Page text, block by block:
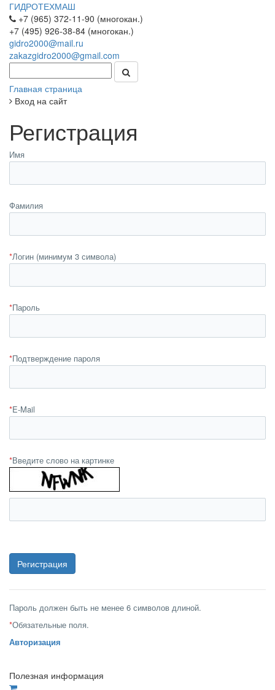
ГИДРОТЕХМАШ
+7 (965) 372-11-90 (многокан.)
+7 (495) 926-38-84 (многокан.)
gidro2000@mail.ru
zakazgidro2000@gmail.com
Главная страница
Вход на сайт
Регистрация
Имя
Фамилия
*Логин (минимум 3 символа)
*Пароль
*Подтверждение пароля
*E-Mail
*Введите слово на картинке
Пароль должен быть не менее 6 символов длиной.
*Обязательные поля.
Авторизация
Полезная информация